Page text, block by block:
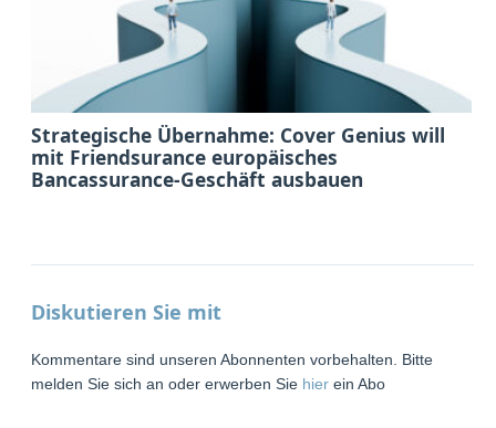
Strategische Übernahme: Cover Genius will
mit Friendsurance europäisches
Bancassurance-Geschäft ausbauen
Diskutieren Sie mit
Kommentare sind unseren Abonnenten vorbehalten. Bitte
melden Sie sich an oder erwerben Sie hier ein Abo